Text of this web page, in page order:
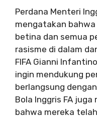
Perdana Menteri
mengatakan bahwa
betina dan semua
rasisme di dalam
FIFA Gianni
ingin mendukung
berlangsung
Bola Inggris FA
bahwa mereka